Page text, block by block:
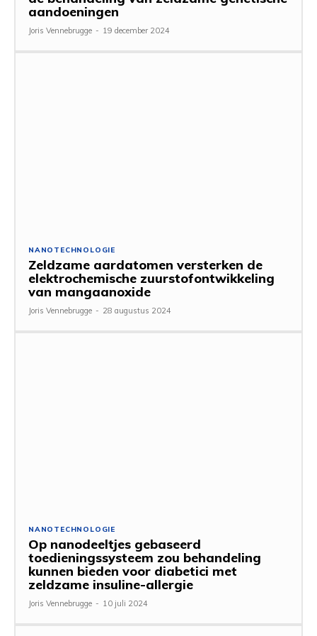
aandoeningen
Joris Vennebrugge - 19 december 2024
NANOTECHNOLOGIE
Zeldzame aardatomen versterken de
elektrochemische zuurstofontwikkeling
van mangaanoxide
Joris Vennebrugge - 28 augustus 2024
NANOTECHNOLOGIE
Op nanodeeltjes gebaseerd
toedieningssysteem zou behandeling
kunnen bieden voor diabetici met
zeldzame insuline-allergie
Joris Vennebrugge - 10 juli 2024